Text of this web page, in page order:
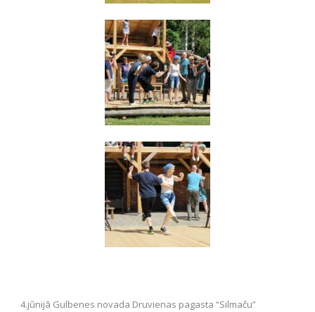
4.jūnijā Gulbenes novada Druvienas pagasta “Silmaču”